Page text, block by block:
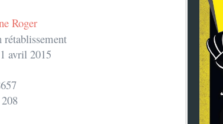
Roger
rétablissement
1 avril 2015
208